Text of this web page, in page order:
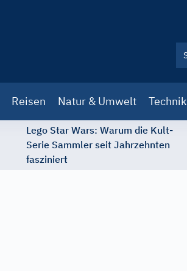
Reisen Natur & Umwelt Technik
Lego Star Wars: Warum die Kult-
Serie Sammler seit Jahrzehnten
fasziniert